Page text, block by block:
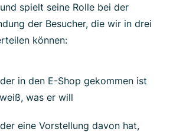
spielt seine Rolle bei der
der Besucher, die wir in drei
können:
in den E-Shop gekommen ist
was er will
eine Vorstellung davon hat,